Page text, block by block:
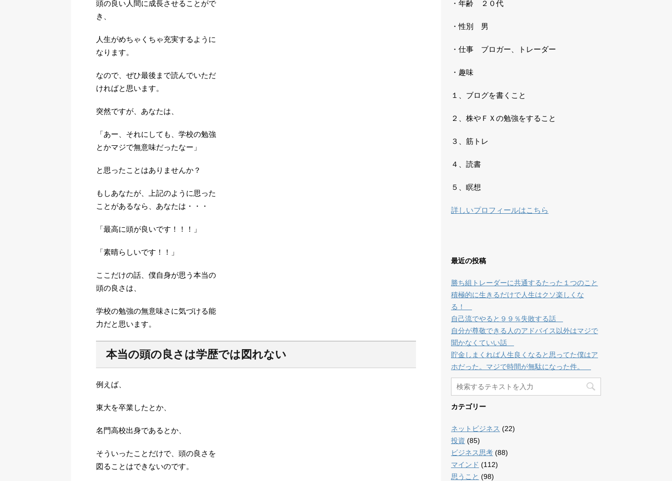
頭の良い人間に成長させることがで
き、
人生がめちゃくちゃ充実するように
なります。
なので、ぜひ最後まで読んでいただ
ければと思います。
突然ですが、あなたは、
「あー、それにしても、学校の勉強
とかマジで無意味だったなー」
と思ったことはありませんか？
もしあなたが、上記のように思った
ことがあるなら、あなたは・・・
「最高に頭が良いです！！！」
「素晴らしいです！！」
ここだけの話、僕自身が思う本当の
頭の良さは、
学校の勉強の無意味さに気づける能
力だと思います。
本当の頭の良さは学歴では図れない
例えば、
東大を卒業したとか、
名門高校出身であるとか、
そういったことだけで、頭の良さを
図ることはできないのです。
・年齢 ２０代
・性別 男
・仕事 ブロガー、トレーダー
・趣味
１、ブログを書くこと
２、株やＦＸの勉強をすること
３、筋トレ
４、読書
５、瞑想
詳しいプロフィールはこちら
最近の投稿
勝ち組トレーダーに共通するたった１つのこと
積極的に生きるだけで人生はクソ楽しくな
る！
自己流でやると９９％失敗する話
自分が尊敬できる人のアドバイス以外はマジで
聞かなくていい話
貯金しまくれば人生良くなると思ってた僕はア
ホだった。マジで時間が無駄になった件。
カテゴリー
ネットビジネス (22)
投資 (85)
ビジネス思考 (88)
マインド (112)
思うこと (98)